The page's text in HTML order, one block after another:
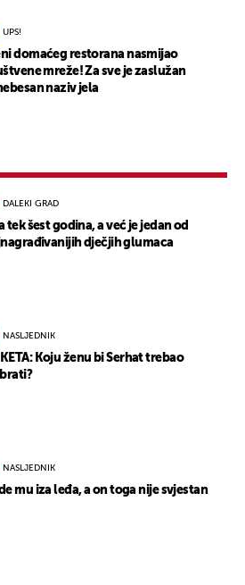
UPS!
domaćeg restorana nasmijao
mreže! Za sve je zaslužan
naziv jela
DALEKI GRAD
tek šest godina, a već je jedan od
dječjih glumaca
NASLJEDNIK
Koju ženu bi Serhat trebao
NASLJEDNIK
mu iza leđa, a on toga nije svjestan